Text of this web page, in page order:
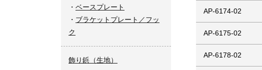
AP-6174-02
AP-6175-02
AP-6178-02
ベースプレート
ブラケットプレート／フッ
ク
飾り鋲（生地）